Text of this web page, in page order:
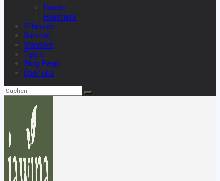
Hunde
Haustiere
Pflanzen
Survival
Wandern
Tipps
Blog Page
Über uns